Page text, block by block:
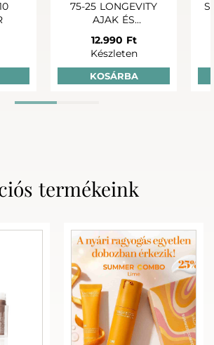
75-25 LONGEVITY
AJAK ÉS
BALZSAM
12.990 Ft
Készleten
KOSÁRBA
termékeink